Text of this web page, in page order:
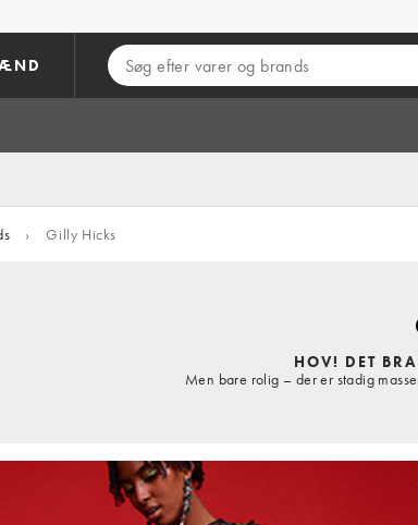
› Gilly Hicks
HOV! DET
Men bare rolig – der er stadig